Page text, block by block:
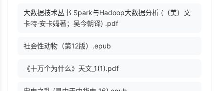
大数据技术丛书 Spark与Hadoop大数据分析 (（美）文
卡特·安卡姆著；吴今朝译) .pdf
社会性动物（第12版）.epub
《十万个为什么》天文_1(1).pdf